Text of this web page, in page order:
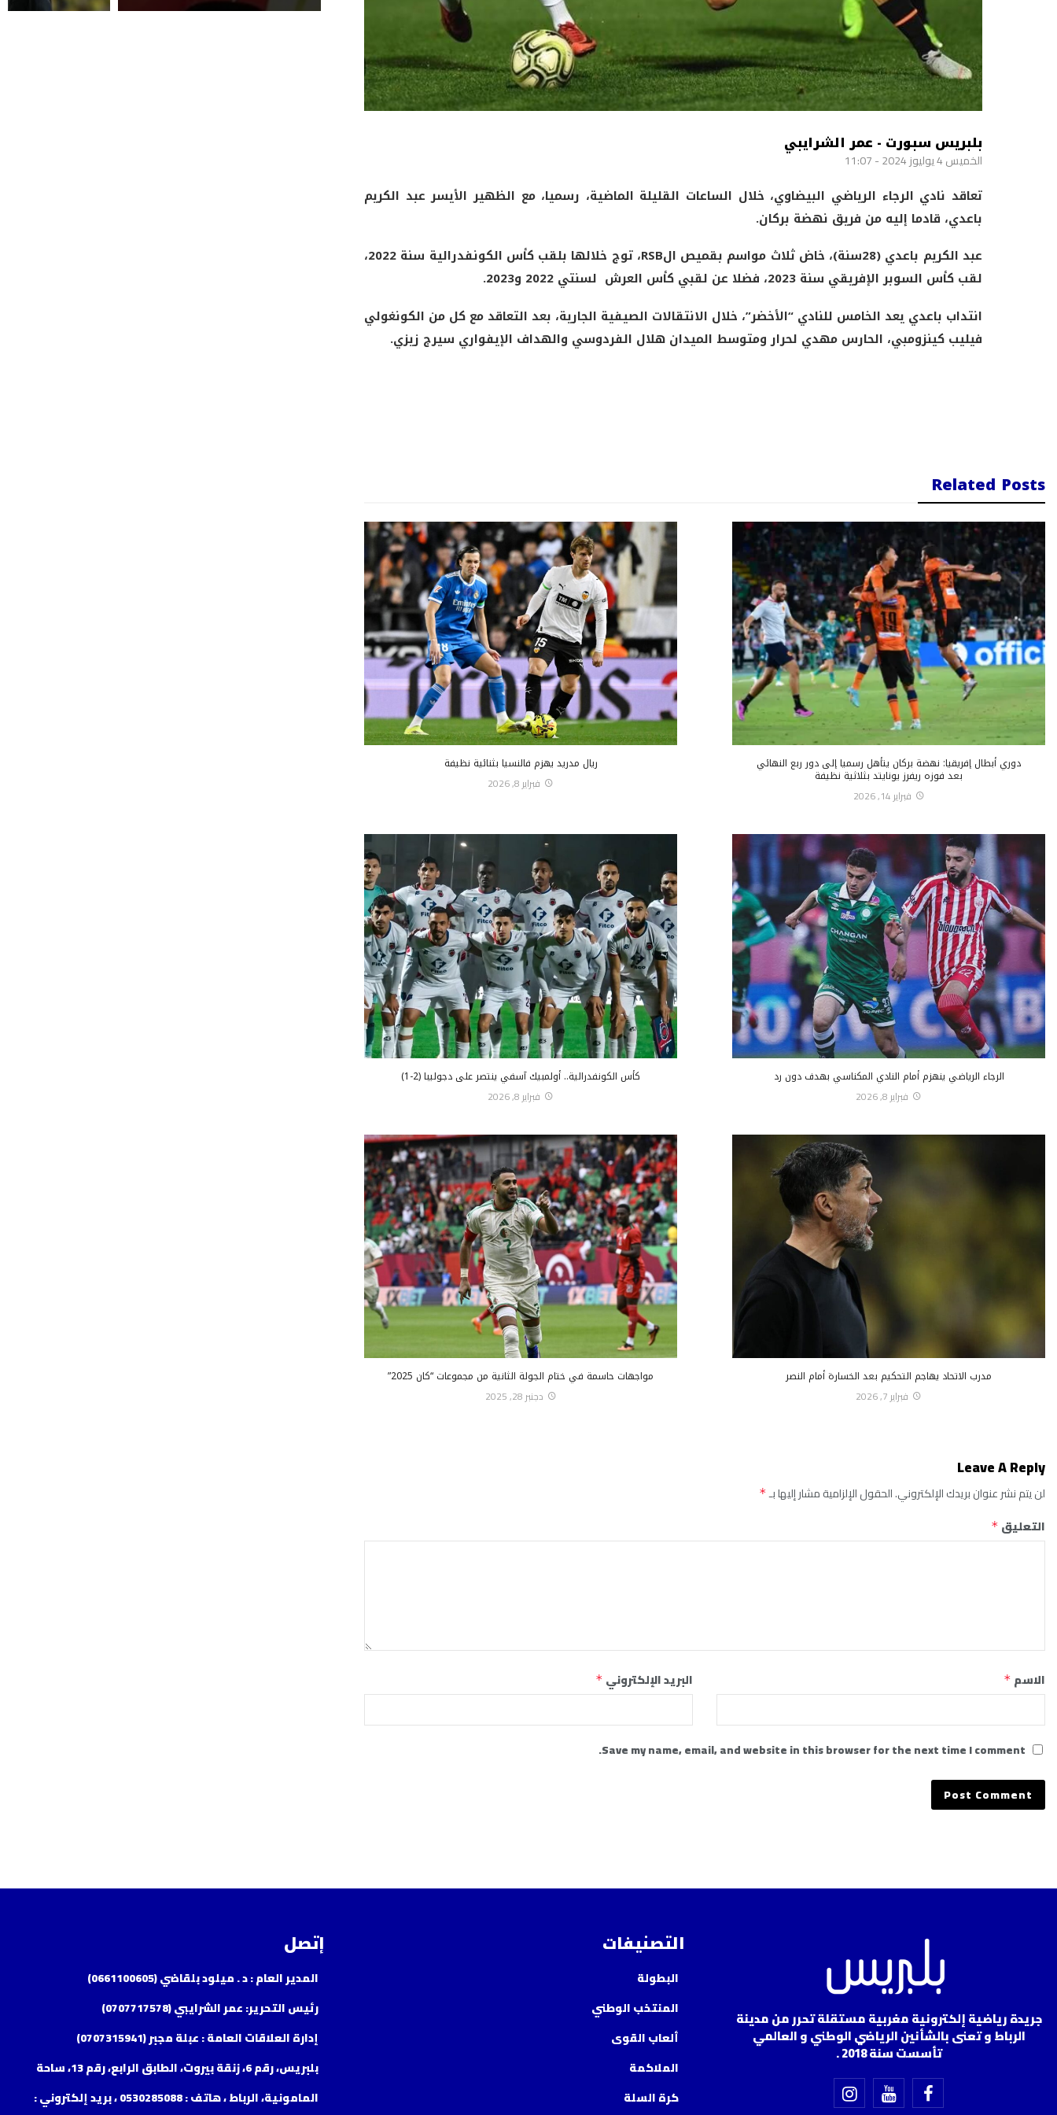
بلبريس سبورت - عمر الشرايبي
الخميس 4 يوليوز 2024 - 11:07
تعاقد نادي الرجاء الرياضي البيضاوي، خلال الساعات القليلة الماضية، رسميا، مع الظهير الأيسر عبد الكريم
باعدي، قادما إليه من فريق نهضة بركان.
عبد الكريم باعدي (28سنة)، خاض ثلاث مواسم بقميص الRSB، توج خلالها بلقب كأس الكونفدرالية سنة 2022،
لقب كأس السوبر الإفريقي سنة 2023، فضلا عن لقبي كأس العرش لسنتي 2022 و2023.
انتداب باعدي يعد الخامس للنادي “الأخضر”، خلال الانتقالات الصيفية الجارية، بعد التعاقد مع كل من الكونغولي
فيليب كينزومبي، الحارس مهدي لحرار ومتوسط الميدان هلال الفردوسي والهداف الإيفواري سيرج زيزي.
Related Posts
دوري أبطال إفريقيا: نهضة بركان يتأهل رسميا إلى دور ربع النهائي
بعد فوزه ريفرز يونايتد بثلاثية نظيفة
فبراير 14, 2026
ريال مدريد يهزم فالنسيا بثنائية نظيفة
فبراير 8, 2026
الرجاء الرياضي ينهزم أمام النادي المكناسي بهدف دون رد
فبراير 8, 2026
كأس الكونفدرالية.. أولمبيك آسفي ينتصر على دجوليبا (2-1)
فبراير 8, 2026
مدرب الاتحاد يهاجم التحكيم بعد الخسارة أمام النصر
فبراير 7, 2026
مواجهات حاسمة في ختام الجولة الثانية من مجموعات “كان 2025”
دجنبر 28, 2025
Leave A Reply
لن يتم نشر عنوان بريدك الإلكتروني.الحقول الإلزامية مشار إليها بـ*
التعليق *
الاسم * البريد الإلكتروني *
Save my name, email, and website in this browser for the next time I comment.
جريدة رياضية إلكترونية مغربية مستقلة تحرر من مدينة
الرباط و تعنى بالشأنين الرياضي الوطني و العالمي
تأسست سنة 2018 .
التصنيفات
البطولة
المنتخب الوطني
ألعاب القوى
الملاكمة
كرة السلة
إتصل
المدير العام : د . ميلود بلقاضي (0661100605)
رئيس التحرير: عمر الشرايبي (0707717578)
إدارة العلاقات العامة : عبلة مجبر (0707315941)
بلبريس، رقم 6، زنقة بيروت، الطابق الرابع، رقم 13، ساحة
المامونية، الرباط ، هاتف : 0530285088 ، بريد إلكتروني :